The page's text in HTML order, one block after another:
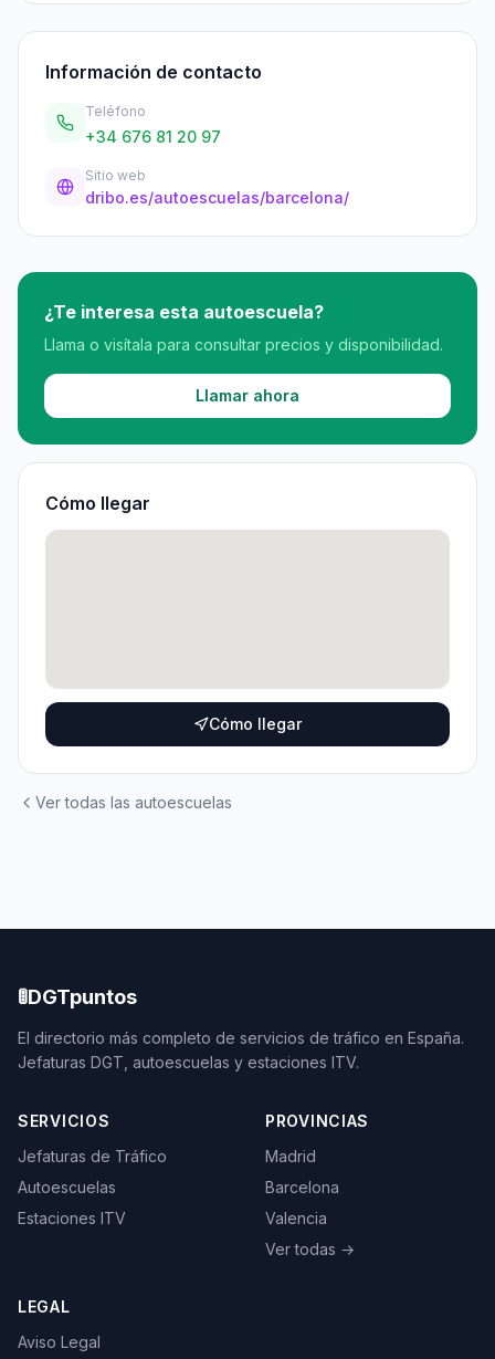
Información de contacto
Teléfono
+34 676 81 20 97
Sitio web
dribo.es/autoescuelas/barcelona/
¿Te interesa esta autoescuela?
Llama o visítala para consultar precios y disponibilidad.
Llamar ahora
Cómo llegar
Cómo llegar
Ver todas las autoescuelas
🚦DGTpuntos
El directorio más completo de servicios de tráfico en España.
Jefaturas DGT, autoescuelas y estaciones ITV.
SERVICIOS
Jefaturas de Tráfico
Autoescuelas
Estaciones ITV
PROVINCIAS
Madrid
Barcelona
Valencia
Ver todas →
LEGAL
Aviso Legal